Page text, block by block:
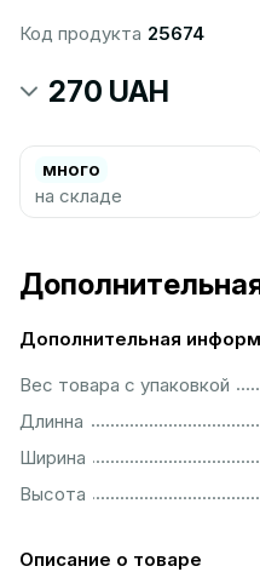
Код продукта 25674
270 UAH
много
на складе
Дополнительная
Вес товара с упаковкой
Длинна
Ширина
Высота
Описание о товаре